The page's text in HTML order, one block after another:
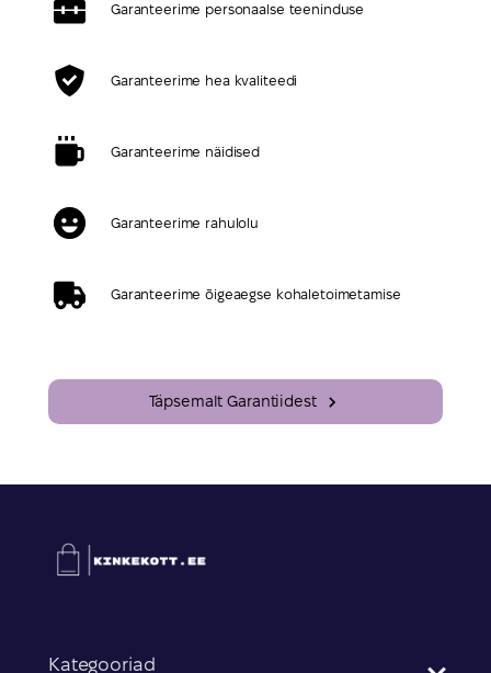
Garanteerime personaalse teeninduse
Garanteerime hea kvaliteedi
Garanteerime näidised
Garanteerime rahulolu
Garanteerime õigeaegse kohaletoimetamise
Täpsemalt Garantiidest
Kategooriad